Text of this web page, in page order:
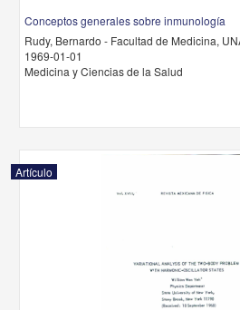
Conceptos generales sobre inmunología
Rudy, Bernardo - Facultad de Medicina,
1969-01-01
Medicina y Ciencias de la Salud
Artículo